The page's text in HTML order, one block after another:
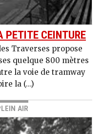
PETITE CEINTURE
Traverses propose
quelque 800 mètres
la voie de tramway
la (…)
AIR